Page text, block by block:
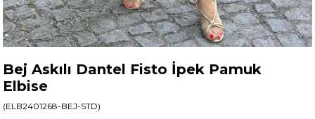
Bej Askılı Dantel Fisto İpek Pamuk
Elbise
(ELB2401268-BEJ-STD)